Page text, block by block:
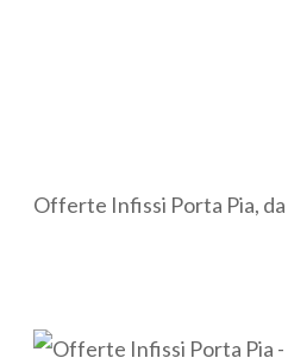
Offerte Infissi Porta Pia,